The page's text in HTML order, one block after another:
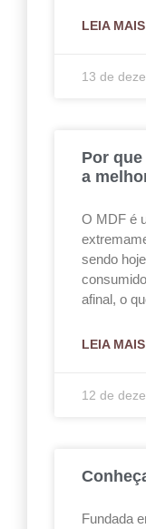
LEIA MAIS
13 de
Por
a
O MDF é
sendo
afinal, o
LEIA MAIS
12 de
Fundada